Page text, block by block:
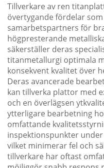
Tillverkare av ren
övertygande fördelar
samarbetspartners för
högpresterande
säkerställer deras
titanmetallurgi optimala
konsekvent kvalitet över
Deras avancerade
kan tillverka plattor med
och en överlägsen
ytterligare bearbetning
omfattande
inspektionspunkter
vilket minimerar fel och
tillverkare har oftast